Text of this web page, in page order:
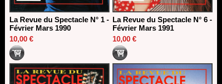
La Revue du Spectacle N° 1 -
Février Mars 1990
10,00 €
La Revue du Spectacle N° 6 -
Février Mars 1991
10,00 €